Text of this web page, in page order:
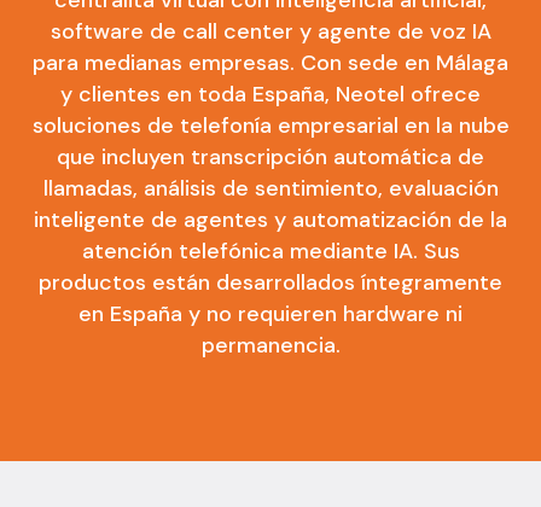
software de call center y agente de voz IA
para medianas empresas. Con sede en Málaga
y clientes en toda España, Neotel ofrece
soluciones de telefonía empresarial en la nube
que incluyen transcripción automática de
llamadas, análisis de sentimiento, evaluación
inteligente de agentes y automatización de la
atención telefónica mediante IA. Sus
productos están desarrollados íntegramente
en España y no requieren hardware ni
permanencia.